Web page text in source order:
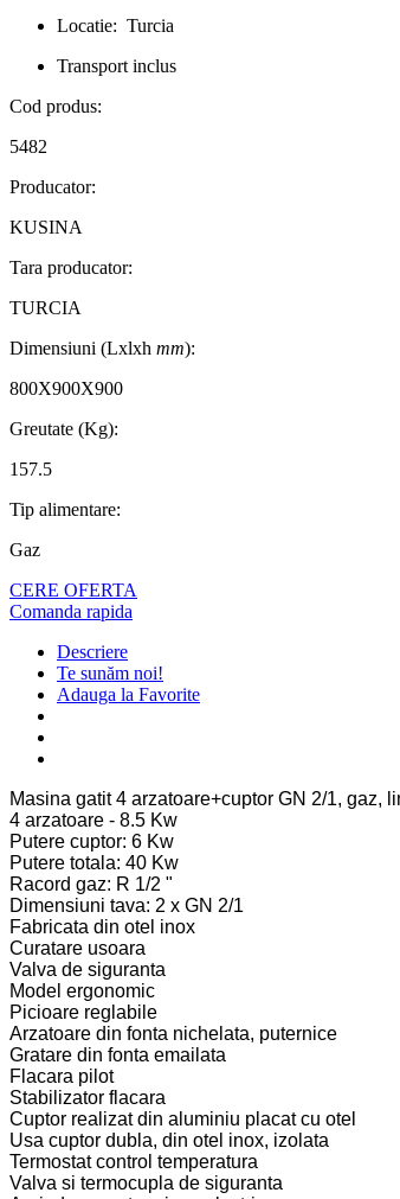
Locatie: Turcia
Transport inclus
Cod produs:
5482
Producator:
KUSINA
Tara producator:
TURCIA
Dimensiuni (Lxlxh mm):
800X900X900
Greutate (Kg):
157.5
Tip alimentare:
Gaz
CERE OFERTA
Comanda rapida
Descriere
Te sunăm noi!
Adauga la Favorite
Masina gatit 4 arzatoare+cuptor GN 2/1, gaz,
4 arzatoare - 8.5 Kw
Putere cuptor: 6 Kw
Putere totala: 40 Kw
Racord gaz: R 1/2 "
Dimensiuni tava: 2 x GN 2/1
Fabricata din otel inox
Curatare usoara
Valva de siguranta
Model ergonomic
Picioare reglabile
Arzatoare din fonta nichelata, puternice
Gratare din fonta emailata
Flacara pilot
Stabilizator flacara
Cuptor realizat din aluminiu placat cu otel
Usa cuptor dubla, din otel inox, izolata
Termostat control temperatura
Valva si termocupla de siguranta